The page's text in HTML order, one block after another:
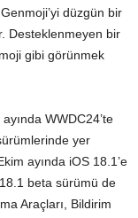
düzgün bir
Desteklenmeyen bir
gibi görünmek
WWDC24’te
yer
ayında iOS 18.1’e
beta sürümü de
Araçları, Bildirim